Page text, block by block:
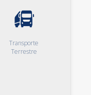
Transporte
Terrestre